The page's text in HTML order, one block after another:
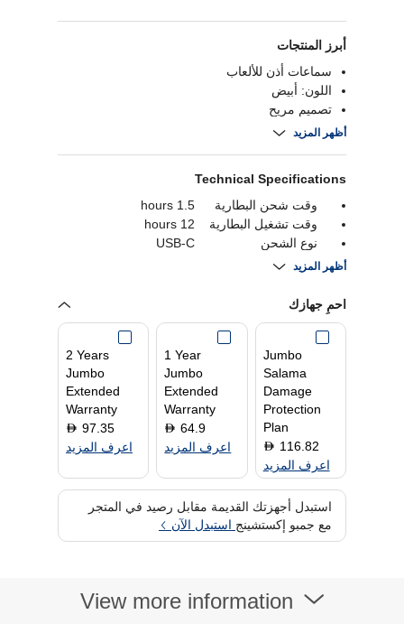
أبرز المنتجات
سماعات أذن للألعاب
اللون: أبيض
تصميم مريح
صوت عالي الجودة
أظهر المزيد
Technical Specifications
وقت شحن البطارية
1.5 hours
وقت تشغيل البطارية
12 hours
نوع الشحن
USB-C
وقت تشغيل البطارية
ضمان
أظهر المزيد
احمِ جهازك
Jumbo
Salama
Damage
Protection
Plan
D 116.82
اعرف المزيد
1 Year
Jumbo
Extended
Warranty
D 64.9
اعرف المزيد
2 Years
Jumbo
Extended
Warranty
D 97.35
اعرف المزيد
استبدل أجهزتك القديمة مقابل رصيد في المتجر
مع جمبو إكستشينج استبدل الآن
View more information